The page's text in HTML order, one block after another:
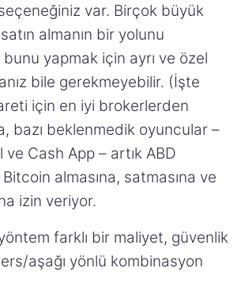
var. Birçok büyük
almanın bir yolunu
yapmak için ayrı ve özel
bile gerekmeyebilir. (İşte
için en iyi brokerlerden
bazı beklenmedik oyuncular –
ve Cash App – artık ABD
almasına, satmasına ve
izin veriyor.
farklı bir maliyet, güvenlik
aşağı yönlü kombinasyon